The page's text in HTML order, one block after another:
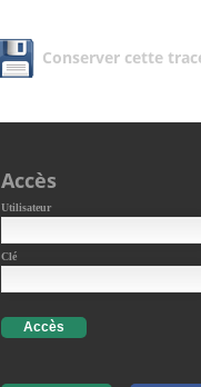
Conserver cette
Accès
Utilisateur
Clé
Accès